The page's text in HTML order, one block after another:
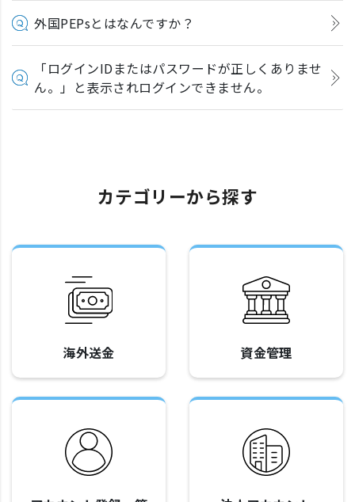
外国PEPsとはなんですか？
「ログインIDまたはパスワードが正しくありませ
ん。」と表示されログインできません。
カテゴリーから探す
海外送金 資金管理